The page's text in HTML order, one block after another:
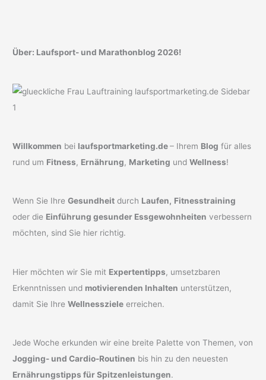
Über: Laufsport- und Marathonblog 2026!
Willkommen bei laufsportmarketing.de– Ihrem Blog für alles
rund um Fitness, Ernährung, Marketing undWellness!
Wenn Sie IhreGesundheit durch Laufen, Fitnesstraining
oder die Einführung gesunder Essgewohnheiten verbessern
möchten, sind Sie hier richtig.
Hier möchten wir Sie mit Expertentipps, umsetzbaren
Erkenntnissen und motivierenden Inhalten unterstützen,
damit Sie IhreWellnessziele erreichen.
Jede Woche erkunden wir eine breite Palette von Themen, von
Jogging- und Cardio-Routinen bis hin zu den neuesten
Ernährungstipps für Spitzenleistungen.